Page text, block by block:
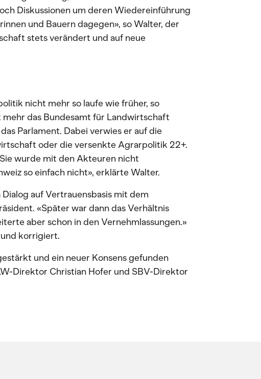
Diskussionen um deren Wiedereinführung
und Bauern dagegen», so Walter, der
stets verändert und auf neue
nicht mehr so laufe wie früher, so
mehr das Bundesamt für Landwirtschaft
Parlament. Dabei verwies er auf die
oder die versenkte Agrarpolitik 22+.
wurde mit den Akteuren nicht
so einfach nicht», erklärte Walter.
auf Vertrauensbasis mit dem
«Später war dann das Verhältnis
aber schon in den Vernehmlassungen.»
korrigiert.
und ein neuer Konsens gefunden
Direktor Christian Hofer und SBV-Direktor